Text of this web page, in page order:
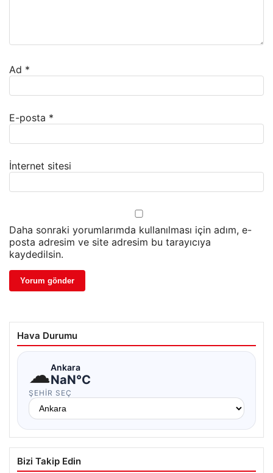
Ad *
E-posta *
İnternet sitesi
Daha sonraki yorumlarımda kullanılması için adım, e-
posta adresim ve site adresim bu tarayıcıya
kaydedilsin.
Hava Durumu
☁Ankara
NaN°C
ŞEHIR SEÇ
Bizi Takip Edin